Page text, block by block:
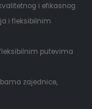
i efikasnog
i fleksibilnim
putevima
zajednice,